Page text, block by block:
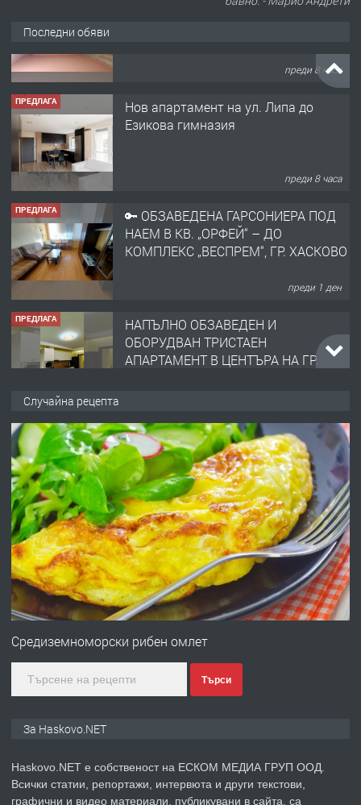
Последни обяви
ПРЕДЛАГА
Нов апартамент на ул. Липа до
ПРЕДЛАГА
🔑 ОБЗАВЕДЕНА ГАРСОНИЕРА ПОД
КОМПЛЕКС „ВЕСПРЕМ“, ГР. ХАСКОВО
преди 1 ден
ПРЕДЛАГА
АПАРТАМЕНТ В ЦЕНТЪРА НА ГР.
ХАСКОВО
преди 2 дни
преди 2 дни
ПРЕДЛАГА
№4120 Магазин/Офис под наем в кв.
Любен Каравелов, Хасково-близо до
градската градина!
преди 2 дни
ПРЕДЛАГА
ПРОСТОРЕН ТРИСТАЕН
КУБА
преди 3 дни
Случайна рецепта
Средиземноморски рибен омлет
Търси
За Haskovo.NET
Haskovo.NET е собственост на ЕСКОМ МЕДИА ГРУП ООД.
Всички статии, репортажи, интервюта и други текстови,
графични и видео материали, публикувани в сайта, са